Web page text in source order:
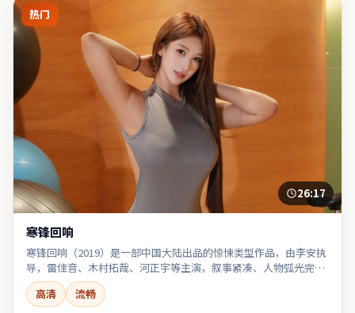
热门
26:17
寒锋回响
寒锋回响（2019）是一部中国大陆出品的惊悚类型作品，由李安执
导，雷佳音、木村拓哉、河正宇等主演，叙事紧凑、人物弧光完
整。
高清
流畅